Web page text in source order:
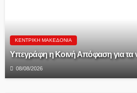
ΚΕΝΤΡΙΚΉ ΜΑΚΕΔΟΝΊΑ
Υπεγράφη η Κοινή Απόφαση για τα
08/08/2026